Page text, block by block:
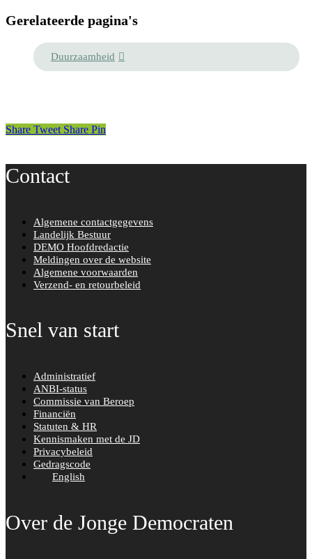
Gerelateerde pagina's
Duurzaamheid
Share Tweet Share Pin
Contact
Algemene contactgegevens
Landelijk Bestuur
DEMO Hoofdredactie
Meldingen over de website
Algemene voorwaarden
Verzend- en retourbeleid
Snel van start
Administratief
ANBI-status
Commissie van Beroep
Financiën
Statuten & HR
Kennismaken met de JD
Privacybeleid
Gedragscode
English
Over de Jonge Democraten